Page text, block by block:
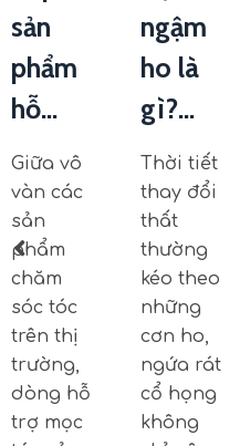
sản
phẩm
hỗ...
Giữa vô
vàn các
sản
phẩm
chăm
sóc tóc
trên thị
trường,
dòng hỗ
trợ mọc
ngậm
ho là
gì?...
Thời tiết
thay đổi
thất
thường
kéo theo
những
cơn ho,
ngứa rát
cổ họng
không